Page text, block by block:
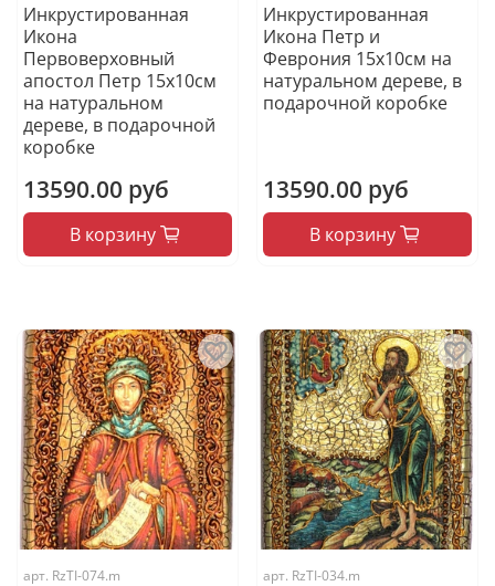
Инкрустированная
Икона
Первоверховный
апостол Петр 15х10см
на натуральном
дереве, в подарочной
коробке
13590.00 руб
В корзину
Инкрустированная
Икона Петр и
Феврония 15х10см на
натуральном дереве, в
подарочной коробке
13590.00 руб
В корзину
арт. RzTI-074.m арт. RzTI-034.m